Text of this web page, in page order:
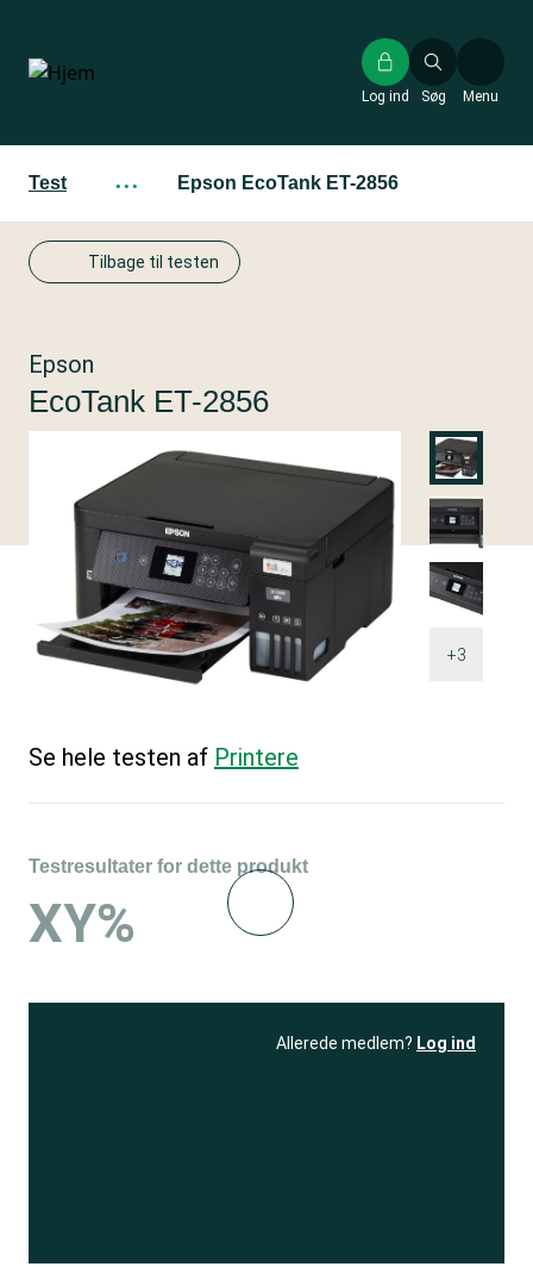
hovedindhold
Søg
Log ind Menu
Test ··· Epson EcoTank ET-2856
Tilbage til testen
+3
Epson
EcoTank ET-2856
Se hele testen af Printere
Testresultater for dette produkt
XY%
Allerede medlem? Log ind